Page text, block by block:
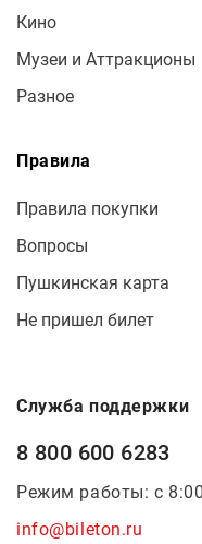
Кино
Музеи и Аттракционы
Разное
Правила
Правила покупки
Вопросы
Пушкинская карта
Не пришел билет
Служба поддержки
8 800 600 6283
Режим работы: с
info@bileton.ru